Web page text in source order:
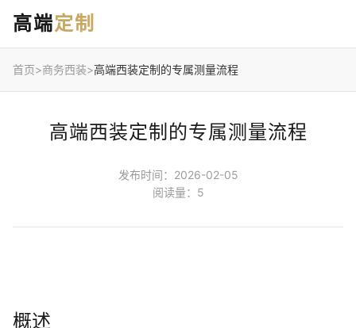
高端定制
首页>商务西装>高端西装定制的专属测量流程
高端西装定制的专属测量流程
发布时间：2026-02-05
阅读量：5
概述